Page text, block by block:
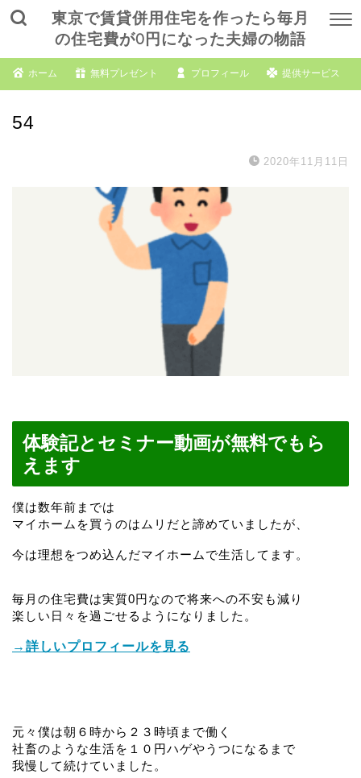
東京で賃貸併用住宅を作ったら毎月
の住宅費が0円になった夫婦の物語
ホーム 無料プレゼント プロフィール 提供サービス
54
2020年11月11日
体験記とセミナー動画が無料でもら
えます
僕は数年前までは
マイホームを買うのはムリだと諦めていましたが、
今は理想をつめ込んだマイホームで生活してます。
毎月の住宅費は実質0円なので将来への不安も減り
楽しい日々を過ごせるようになりました。
→詳しいプロフィールを見る
元々僕は朝６時から２３時頃まで働く
社畜のような生活を１０円ハゲやうつになるまで
我慢して続けていました。